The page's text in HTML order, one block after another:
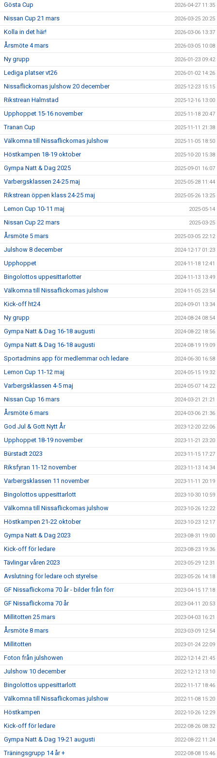
Gösta Cup 2026-04-27 11:35
Nissan Cup 21 mars 2026-03-25 20:25
Kolla in det här! 2026-03-06 13:37
Årsmöte 4 mars 2026-03-05 10:08
Ny grupp 2026-01-23 09:42
Lediga platser vt26 2026-01-02 14:26
Nissaflickornas julshow 20 december 2025-12-23 15:15
Rikstrean Halmstad 2025-12-16 13:00
Upphoppet 15-16 november 2025-11-18 20:47
Tranan Cup 2025-11-11 21:38
Välkomna till Nissaflickornas julshow 2025-11-05 18:50
Höstkampen 18-19 oktober 2025-10-20 15:38
Gympa Natt & Dag 2025 2025-09-01 16:07
Varbergsklassen 24-25 maj 2025-05-28 11:44
Rikstrean öppen klass 24-25 maj 2025-05-26 13:25
Lemon Cup 10-11 maj 2025-05-14
Nissan Cup 22 mars 2025-03-25
Årsmöte 5 mars 2025-03-05 22:12
Julshow 8 december 2024-12-17 01:23
Upphoppet 2024-11-18 12:41
Bingolottos uppesittarlotter 2024-11-13 13:49
Välkomna till Nissaflickornas julshow 2024-11-05 23:54
Kick-off ht24 2024-09-01 13:34
Ny grupp 2024-08-24 08:54
Gympa Natt & Dag 16-18 augusti 2024-08-22 18:56
Gympa Natt & Dag 16-18 augusti 2024-08-19 19:09
Sportadmins app för medlemmar och ledare 2024-06-30 16:58
Lemon Cup 11-12 maj 2024-05-15 19:32
Varbergsklassen 4-5 maj 2024-05-07 14:22
Nissan Cup 16 mars 2024-03-21 21:21
Årsmöte 6 mars 2024-03-06 21:36
God Jul & Gott Nytt År 2023-12-20 22:06
Upphoppet 18-19 november 2023-11-21 23:20
Bürstadt 2023 2023-11-15 17:27
Riksfyran 11-12 november 2023-11-13 14:34
Varbergsklassen 11 november 2023-11-11 20:19
Bingolottos uppesittarlott 2023-10-30 10:59
Välkomna till Nissaflickornas julshow 2023-10-26 12:22
Höstkampen 21-22 oktober 2023-10-23 12:17
Gympa Natt & Dag 2023 2023-08-31 19:00
Kick-off för ledare 2023-08-23 19:36
Tävlingar våren 2023 2023-05-29 12:31
Avslutning för ledare och styrelse 2023-05-26 14:18
GF Nissaflickorna 70 år - bilder från förr 2023-04-15 17:18
GF Nissaflickorna 70 år 2023-04-11 20:53
Millitotten 25 mars 2023-04-03 16:21
Årsmöte 8 mars 2023-03-09 12:54
Millitotten 2023-01-24 22:09
Foton från julshowen 2022-12-14 21:45
Julshow 10 december 2022-12-12 13:10
Bingolottos uppesittarlott 2022-11-17 18:46
Välkomna till Nissaflickornas julshow 2022-11-08 15:20
Höstkampen 2022-10-26 12:29
Kick-off för ledare 2022-08-26 08:32
Gympa Natt & Dag 19-21 augusti 2022-08-22 11:24
Träningsgrupp 14 år + 2022-08-08 15:46